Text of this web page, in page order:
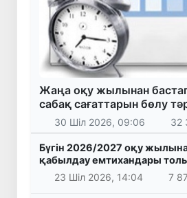
Жаңа оқу жылынан
сабақ сағаттарын бөлу
30 Шіл 2026, 09:06 32
Бүгін 2026/2027 оқу
қабылдау емтихандары
23 Шіл 2026, 14:04
7